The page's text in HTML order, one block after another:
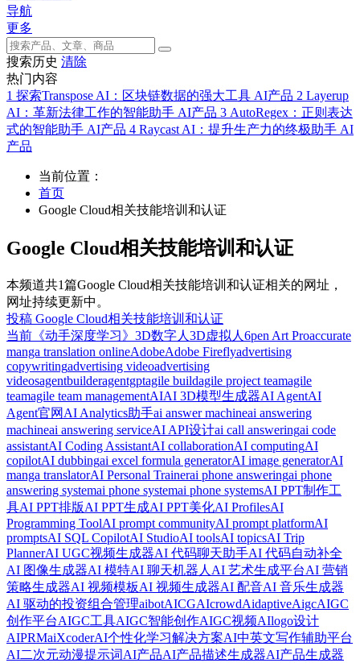
导航
更多
搜索历史 清除
热门内容
1 探索Transpose AI：区块链数据的强大工具 AI产品 2 Layerup
AI：革新法律工作的智能助手 AI产品 3 AutoRegex：正则表达
式的智能助手 AI产品 4 Raycast AI：提升生产力的终极助手 AI
产品
当前位置：
首页
Google Cloud相关技能培训和认证
Google Cloud相关技能培训和认证
本频道共1篇Google Cloud相关技能培训和认证相关的网址，
网址持续更新中。
投稿 Google Cloud相关技能培训和认证
当前 《动手深度学习》 3D数字人 3D虚拟人 6pen Art Proaccurate
manga translation onlineAdobeAdobe Fireflyadvertising
copywritingadvertising videoadvertising
videosagentbuilderagentgptagile buildagile project teamagile
teamagile team managementAIAI 3D模型生成器AI AgentAI
Agent官网 AI Analytics助手ai answer machineai answering
machineai answering serviceAI API设计ai call answeringai code
assistantAI Coding AssistantAI collaborationAI computingAI
copilotAI dubbingai excel formula generatorAI image generatorAI
manga translatorAI Personal Trainerai phone answeringai phone
answering systemai phone systemai phone systemsAI PPT制作工
具AI PPT排版AI PPT生成AI PPT美化AI ProfilesAI
Programming ToolAI prompt communityAI prompt platformAI
promptsAI SQL CopilotAI StudioAI toolsAI topicsAI Trip
PlannerAI UGC视频生成器AI 代码聊天助手AI 代码自动补全
AI 图像生成器AI 模特AI 聊天机器人 AI 艺术生成平台AI 营销
策略生成器AI 视频模板AI 视频生成器AI 配音AI 音乐生成器
AI 驱动的投资组合管理aibotAICGAIcrowdAidaptiveAigcAIGC
创作平台AIGC工具AIGC智能创作AIGC视频AIlogo设计
AIPRMaiXcoderAI个性化学习解决方案AI中英文写作辅助平台
AI二次元动漫提示词AI产品AI产品描述生成器AI产品生成器